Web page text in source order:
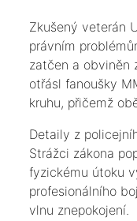
​Zkušený veterán
právním
zatčen a obviněn
otřásl fanoušky
kruhu, přičemž
​Detaily z
Strážci zákona
fyzickému útoku
profesionálního
vlnu znepokojení.